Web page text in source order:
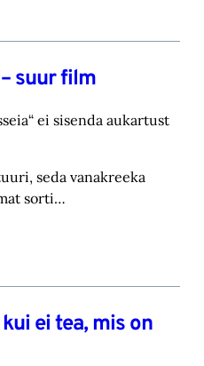
suur film
ei sisenda aukartust
seda vanakreeka
sorti…
ei tea, mis on